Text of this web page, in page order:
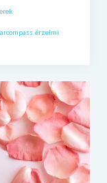
érzelmi